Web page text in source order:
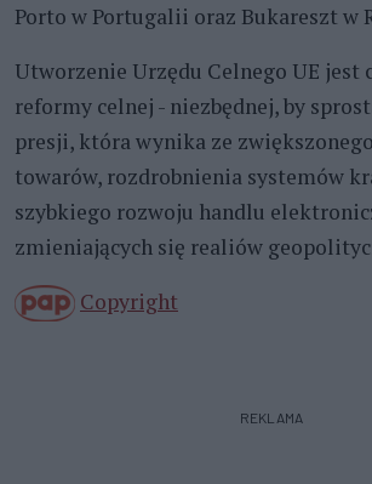
Porto w Portugalii oraz Bukareszt w
Utworzenie Urzędu Celnego UE jest
reformy celnej - niezbędnej, by
presji, która wynika ze
towarów, rozdrobnienia systemów
szybkiego rozwoju handlu
zmieniających się realiów
Copyright
REKLAMA